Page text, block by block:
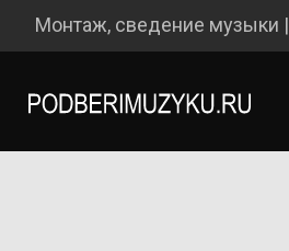
Монтаж, сведение музыки |